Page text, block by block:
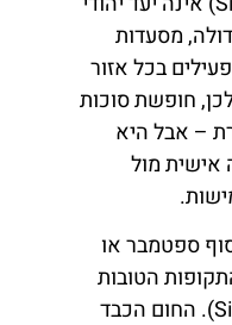
מסעדות
בכל אזור
חופשת סוכות
– אבל היא
אישית מול
ספטמבר או
הטובות
ביותר לטיול בסיציליה (Sicily). החום הכבד